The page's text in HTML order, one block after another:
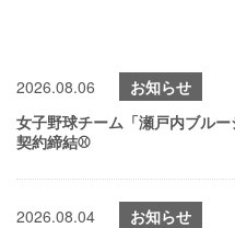
2026.08.06
お知らせ
女子野球チーム「瀬戸内ブル
契約締結⚾
2026.08.04
お知らせ